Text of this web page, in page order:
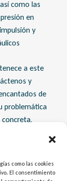
como las cookies
El consentimiento
como las
en
y
a este
y
de
problemática
concreta,